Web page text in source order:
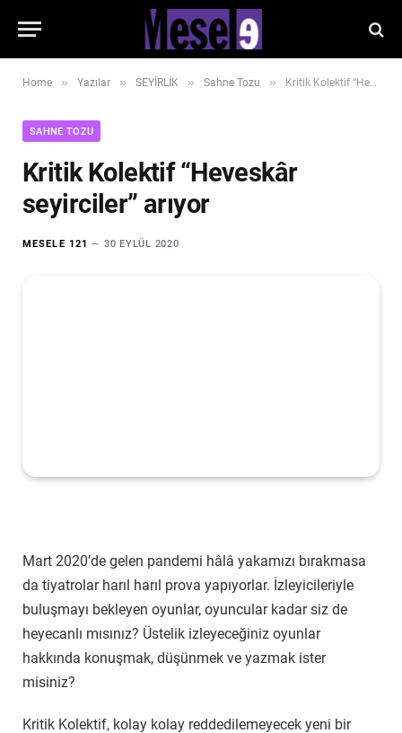
Home » Yazılar » SEYİRLİK » Sahne Tozu » Kritik Kolektif “Heveskâr seyirciler” arıyor
SAHNE TOZU
Kritik Kolektif “Heveskâr
seyirciler” arıyor
MESELE 121 30 EYLÜL 2020
Mart 2020’de gelen pandemi hâlâ yakamızı bırakmasa
da tiyatrolar harıl harıl prova yapıyorlar. İzleyicileriyle
buluşmayı bekleyen oyunlar, oyuncular kadar siz de
heyecanlı mısınız? Üstelik izleyeceğiniz oyunlar
hakkında konuşmak, düşünmek ve yazmak ister
misiniz?
Kritik Kolektif, kolay kolay reddedilemeyecek yeni bir